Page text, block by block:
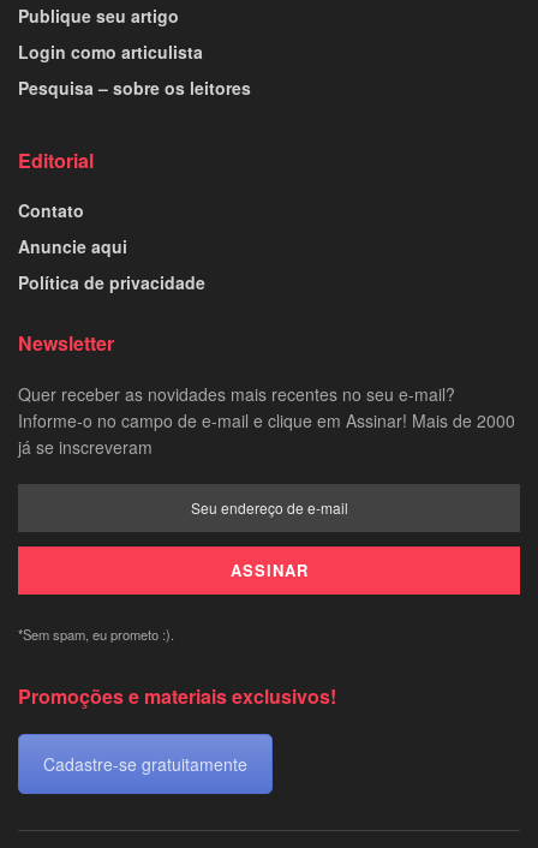
Publique seu artigo
Login como articulista
Pesquisa – sobre os leitores
Editorial
Contato
Anuncie aqui
Política de privacidade
Newsletter
Quer receber as novidades mais recentes no seu e-mail?
Informe-o no campo de e-mail e clique em Assinar! Mais de 2000
já se inscreveram
*Sem spam, eu prometo :).
Promoções e materiais exclusivos!
Cadastre-se gratuitamente